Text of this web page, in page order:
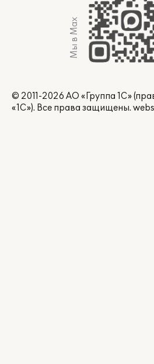
Мы в Max
© 2011-2026 АО «Группа 1С»
«1С»). Все права защищены.